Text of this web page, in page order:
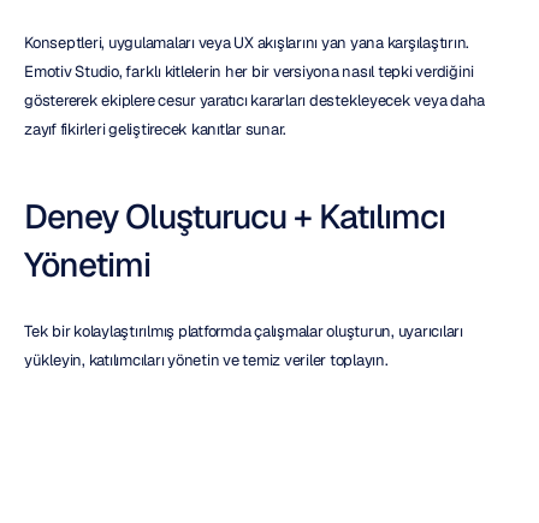
Konseptleri, uygulamaları veya UX akışlarını yan yana karşılaştırın.
Emotiv Studio, farklı kitlelerin her bir versiyona nasıl tepki verdiğini
göstererek ekiplere cesur yaratıcı kararları destekleyecek veya daha
zayıf fikirleri geliştirecek kanıtlar sunar.
Deney Oluşturucu + Katılımcı
Yönetimi
Tek bir kolaylaştırılmış platformda çalışmalar oluşturun, uyarıcıları
yükleyin, katılımcıları yönetin ve temiz veriler toplayın.